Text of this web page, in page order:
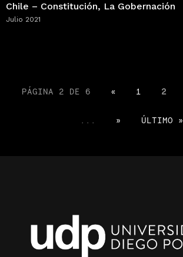
Chile – Constitución, La Gobernación
Julio 2021
PÁGINA 2 DE 6 « 1 2
» ÚLTIMO »